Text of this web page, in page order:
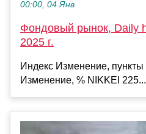
00:00, 04 Янв
Фондовый рынок, Daily
2025 г.
Индекс Изменение,
Изменение, % NIKKEI 225...